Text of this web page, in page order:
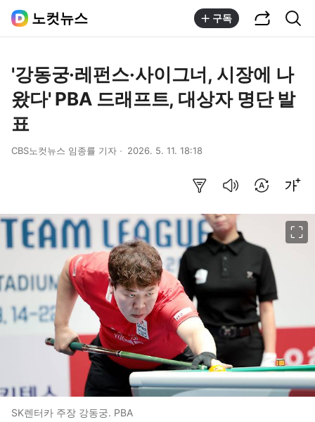
노컷뉴스 구독
'강동궁·레펀스·사이그너, 시장에 나
왔다' PBA 드래프트, 대상자 명단 발
표
CBS노컷뉴스 임종률 기자 2026. 5. 11. 18:18
SK렌터카 주장 강동궁. PBA